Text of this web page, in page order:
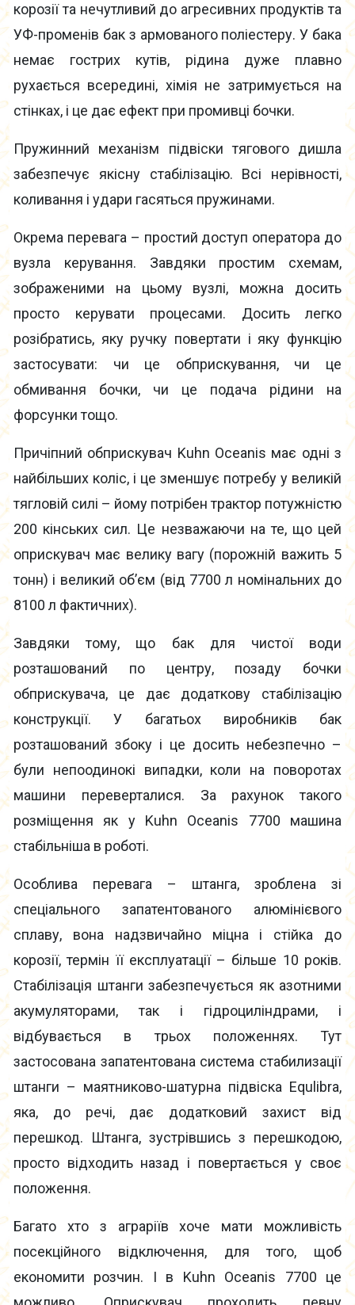
корозії та нечутливий до агресивних продуктів та
УФ-променів бак з армованого поліестеру. У бака
немає гострих кутів, рідина дуже плавно
рухається всередині, хімія не затримується на
стінках, і це дає ефект при промивці бочки.
Пружинний механізм підвіски тягового дишла
забезпечує якісну стабілізацію. Всі нерівності,
коливання і удари гасяться пружинами.
Окрема перевага – простий доступ оператора до
вузла керування. Завдяки простим схемам,
зображеними на цьому вузлі, можна досить
просто керувати процесами. Досить легко
розібратись, яку ручку повертати і яку функцію
застосувати: чи це обприскування, чи це
обмивання бочки, чи це подача рідини на
форсунки тощо.
Причіпний обприскувач Kuhn Oceanis має одні з
найбільших коліс, і це зменшує потребу у великій
тягловій силі – йому потрібен трактор потужністю
200 кінських сил. Це незважаючи на те, що цей
оприскувач має велику вагу (порожній важить 5
тонн) і великий об’єм (від 7700 л номінальних до
8100 л фактичних).
Завдяки тому, що бак для чистої води
розташований по центру, позаду бочки
обприскувача, це дає додаткову стабілізацію
конструкції. У багатьох виробників бак
розташований збоку і це досить небезпечно –
були непоодинокі випадки, коли на поворотах
машини переверталися. За рахунок такого
розміщення як у Kuhn Oceanis 7700 машина
стабільніша в роботі.
Особлива перевага – штанга, зроблена зі
спеціального запатентованого алюмінієвого
сплаву, вона надзвичайно міцна і стійка до
корозії, термін її експлуатації – більше 10 років.
Стабілізація штанги забезпечується як азотними
акумуляторами, так і гідроциліндрами, і
відбувається в трьох положеннях. Тут
застосована запатентована система стабилизації
штанги – маятниково-шатурна підвіска Equlibra,
яка, до речі, дає додатковий захист від
перешкод. Штанга, зустрівшись з перешкодою,
просто відходить назад і повертається у своє
положення.
Багато хто з аграріїв хоче мати можливість
посекційного відключення, для того, щоб
економити розчин. І в Kuhn Oceanis 7700 це